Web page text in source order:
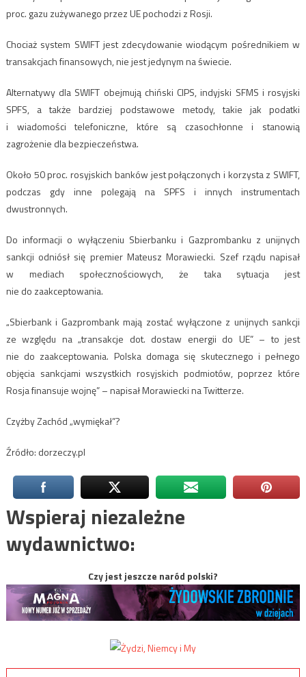
proc. gazu zużywanego przez UE pochodzi z Rosji.
Chociaż system SWIFT jest zdecydowanie wiodącym pośrednikiem w
transakcjach finansowych, nie jest jedynym na świecie.
Alternatywy dla SWIFT obejmują chiński CIPS, indyjski SFMS i rosyjski
SPFS, a także bardziej podstawowe metody, takie jak podatki
i wiadomości telefoniczne, które są czasochłonne i stanowią
zagrożenie dla bezpieczeństwa.
Około 50 proc. rosyjskich banków jest połączonych i korzysta z SWIFT,
podczas gdy inne polegają na SPFS i innych instrumentach
dwustronnych.
Do informacji o wyłączeniu Sbierbanku i Gazprombanku z unijnych
sankcji odniósł się premier Mateusz Morawiecki. Szef rządu napisał
w mediach społecznościowych, że taka sytuacja jest
nie do zaakceptowania.
„Sbierbank i Gazprombank mają zostać wyłączone z unijnych sankcji
ze względu na „transakcje dot. dostaw energii do UE” – to jest
nie do zaakceptowania. Polska domaga się skutecznego i pełnego
objęcia sankcjami wszystkich rosyjskich podmiotów, poprzez które
Rosja finansuje wojnę” – napisał Morawiecki na Twitterze.
Czyżby Zachód „wymiękał”?
Źródło: dorzeczy.pl
Wspieraj niezależne
wydawnictwo:
Czy jest jeszcze naród polski?